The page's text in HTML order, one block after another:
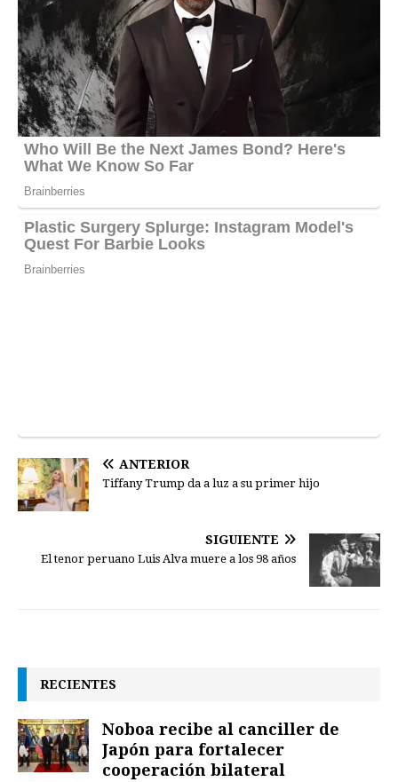
ANTERIOR
Tiffany Trump da a luz a su primer hijo
SIGUIENTE
El tenor peruano Luis Alva muere a los 98 años
RECIENTES
Noboa recibe al canciller de
Japón para fortalecer
cooperación bilateral